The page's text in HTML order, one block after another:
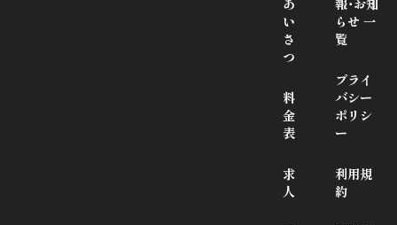
あ
い
さ
つ
料
金
表
求
人
報･お知
らせ 一
覧
プライ
バシー
ポリシ
ー
利用規
約